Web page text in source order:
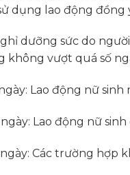
dụng lao động đồng
dưỡng sức do
không vượt quá số
Lao động nữ
ngày: Lao động nữ
Các trường hợp